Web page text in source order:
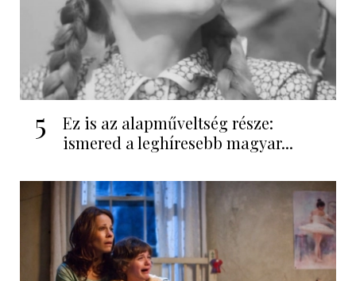
5
Ez is az alapműveltség része:
ismered a leghíresebb magyar...